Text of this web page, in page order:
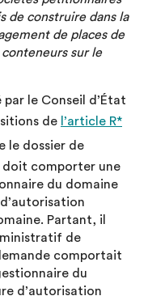
de construire dans la
de places de
sur le
le Conseil d’État
de l’article R*
le dossier de
doit comporter une
du domaine
Partant, il
de
comportait
du
d’autorisation